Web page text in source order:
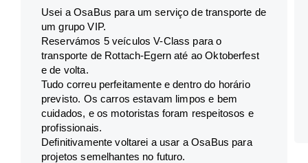
Usei a OsaBus para um serviço de transporte de
um grupo VIP.
Reservámos 5 veículos V-Class para o
transporte de Rottach-Egern até ao Oktoberfest
e de volta.
Tudo correu perfeitamente e dentro do horário
previsto. Os carros estavam limpos e bem
cuidados, e os motoristas foram respeitosos e
profissionais.
Definitivamente voltarei a usar a OsaBus para
projetos semelhantes no futuro.